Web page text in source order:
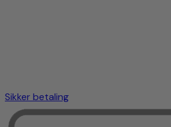
Sikker betaling